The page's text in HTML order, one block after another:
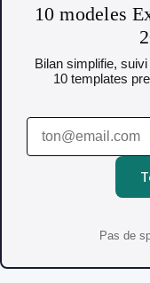
10 modeles
Bilan simplifie,
10 templates
Pas de